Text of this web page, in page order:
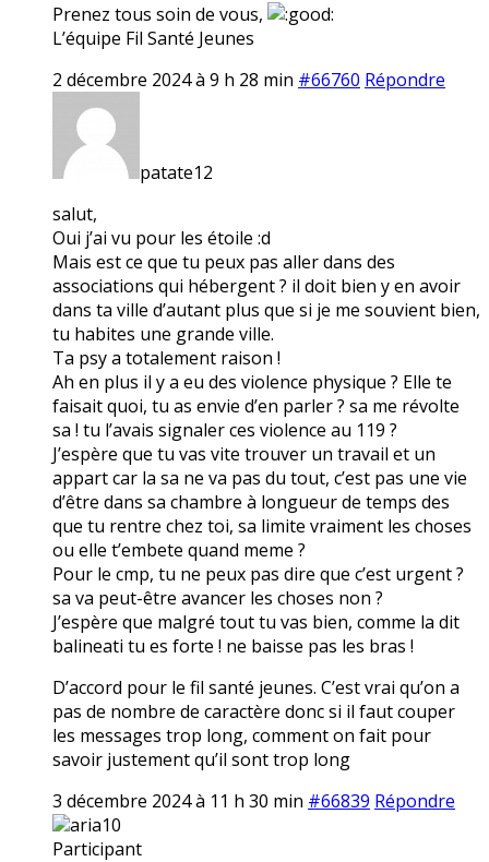
Prenez tous soin de vous,
L’équipe Fil Santé Jeunes
2 décembre 2024 à 9 h 28 min #66760 Répondre
patate12
salut,
Oui j’ai vu pour les étoile :d
Mais est ce que tu peux pas aller dans des
associations qui hébergent ? il doit bien y en avoir
dans ta ville d’autant plus que si je me souvient bien,
tu habites une grande ville.
Ta psy a totalement raison !
Ah en plus il y a eu des violence physique ? Elle te
faisait quoi, tu as envie d’en parler ? sa me révolte
sa ! tu l’avais signaler ces violence au 119 ?
J’espère que tu vas vite trouver un travail et un
appart car la sa ne va pas du tout, c’est pas une vie
d’être dans sa chambre à longueur de temps des
que tu rentre chez toi, sa limite vraiment les choses
ou elle t’embete quand meme ?
Pour le cmp, tu ne peux pas dire que c’est urgent ?
sa va peut-être avancer les choses non ?
J’espère que malgré tout tu vas bien, comme la dit
balineati tu es forte ! ne baisse pas les bras !
D’accord pour le fil santé jeunes. C’est vrai qu’on a
pas de nombre de caractère donc si il faut couper
les messages trop long, comment on fait pour
savoir justement qu’il sont trop long
3 décembre 2024 à 11 h 30 min #66839 Répondre
aria10
Participant